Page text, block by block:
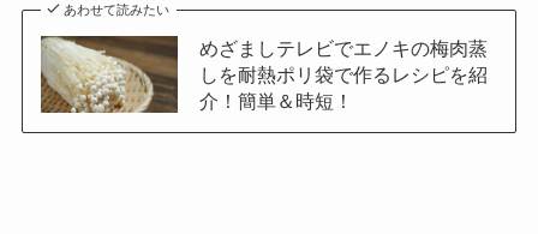
あわせて読みたい
めざましテレビでエノキの梅肉蒸
しを耐熱ポリ袋で作るレシピを紹
介！簡単＆時短！